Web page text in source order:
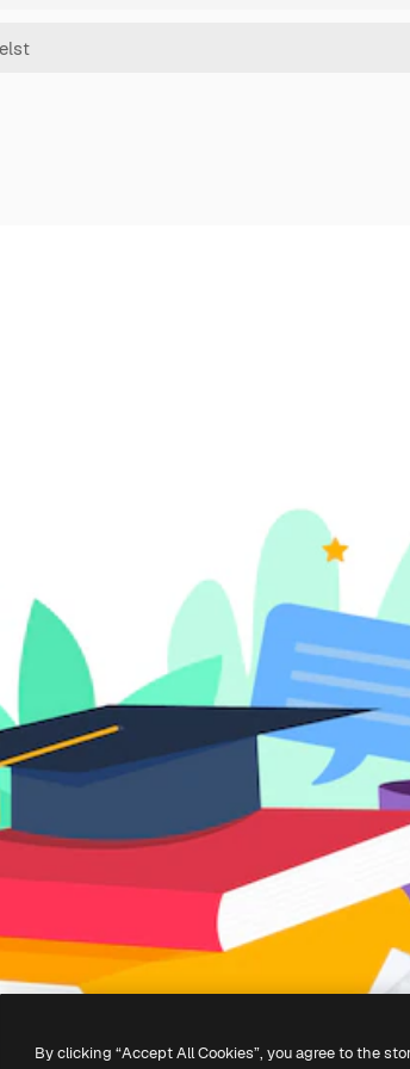
By clicking “Accept All Cookies”, you agree to the